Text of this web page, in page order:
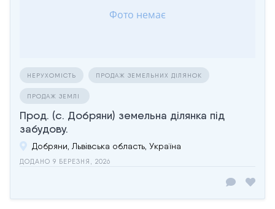
НЕРУХОМІСТЬ ПРОДАЖ ЗЕМЕЛЬНИХ ДІЛЯНОК
ПРОДАЖ ЗЕМЛІ
Прод. (с. Добряни) земельна ділянка під
забудову.
Добряни, Львівська область, Україна
ДОДАНО 9 БЕРЕЗНЯ, 2026